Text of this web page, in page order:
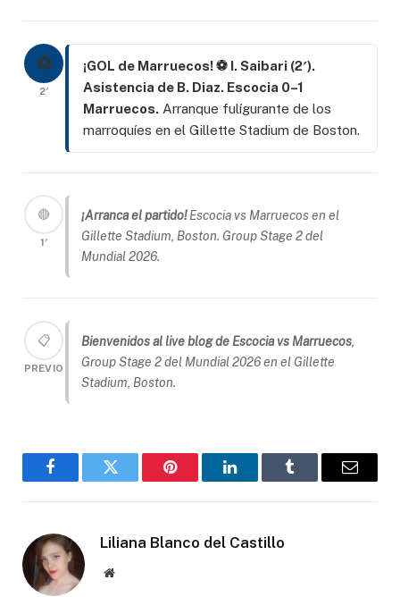
⚽
2′
¡GOL de Marruecos! ⚽ I. Saibari (2′).
Asistencia de B. Diaz. Escocia 0–1
Marruecos. Arranque fulígurante de los
marroquíes en el Gillette Stadium de Boston.
🔴
1′
¡Arranca el partido!Escocia vs Marruecos en el
Gillette Stadium, Boston. Group Stage 2 del
Mundial 2026.
📋
PREVIO
Bienvenidos al live blog de Escocia vs Marruecos
Group Stage 2 del Mundial 2026 en el Gillette
Stadium, Boston.
FacebookGorjeo Pinterest LinkedInTumblr
Correo
Liliana Blanco del Castillo
Sitio